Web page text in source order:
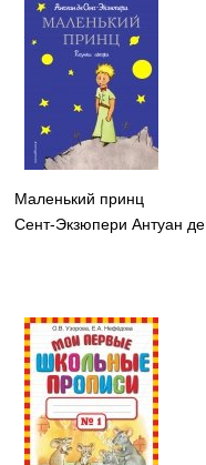
Маленький принц
Сент-Экзюпери Антуан де